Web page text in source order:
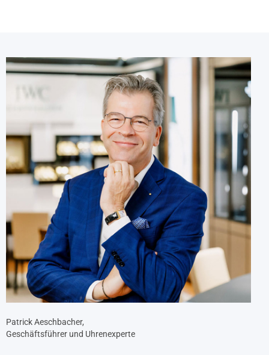
Patrick Aeschbacher,
Geschäftsführer und Uhrenexperte